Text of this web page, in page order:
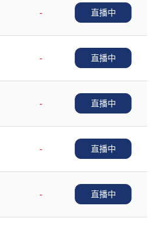
-
直播中
-
直播中
-
直播中
-
直播中
-
直播中